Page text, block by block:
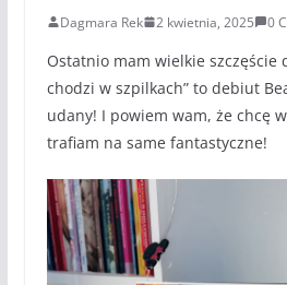
Dagmara Rek 2 kwietnia, 2025 0
Ostatnio mam wielkie szczęście
chodzi w szpilkach” to debiut
udany! I powiem wam, że chcę
trafiam na same fantastyczne!